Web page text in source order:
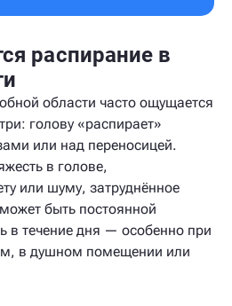
распирание в
области часто ощущается
голову «распирает»
или над переносицей.
в голове,
или шуму, затруднённое
быть постоянной
в течение дня — особенно при
в душном помещении или